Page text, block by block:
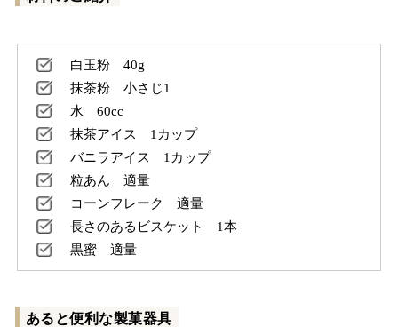
白玉粉 40g
抹茶粉 小さじ1
水 60cc
抹茶アイス 1カップ
バニラアイス 1カップ
粒あん 適量
コーンフレーク 適量
長さのあるビスケット 1本
黒蜜 適量
あると便利な製菓器具